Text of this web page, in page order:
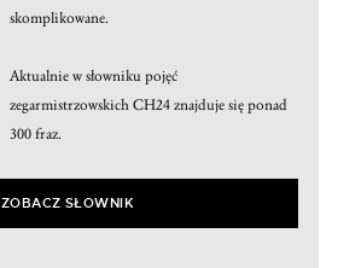
skomplikowane.
Aktualnie w słowniku pojęć
zegarmistrzowskich CH24 znajduje się ponad
300 fraz.
ZOBACZ SŁOWNIK